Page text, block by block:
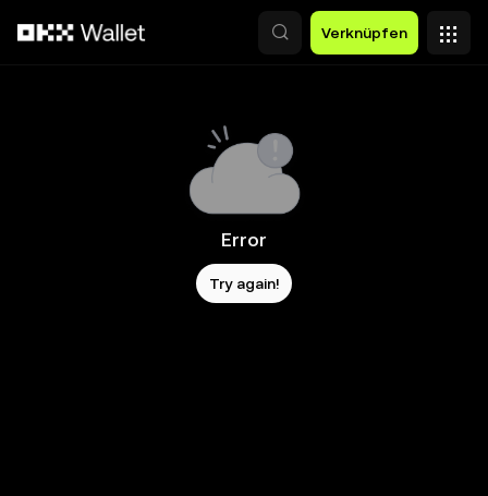
Verknüpfen
Error
Try again!